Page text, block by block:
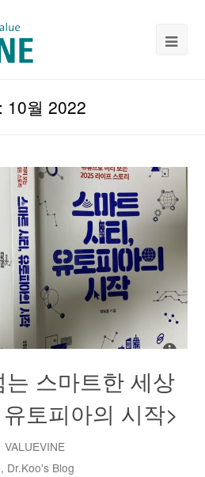
10월 2022
스마트한 세상
토피아의 시작>
VALUEVINE
, Dr.Koo's Blog